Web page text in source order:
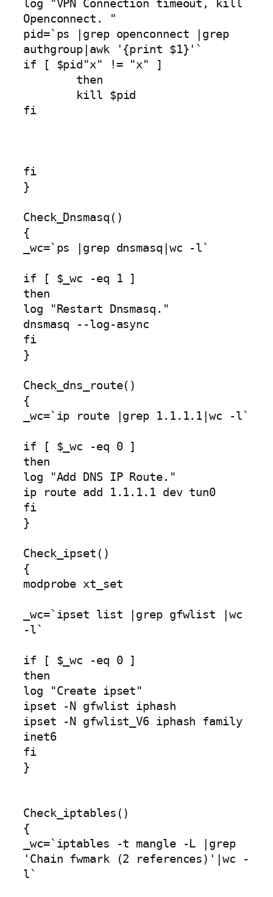
log "VPN Connection timeout, kill
Openconnect. "
pid=`ps |grep openconnect |grep
authgroup|awk '{print $1}'`
if [ $pid"x" != "x" ]
fi
fi
}
Check_Dnsmasq()
{
_wc=`ps |grep dnsmasq|wc -l`
if [ $_wc -eq 1 ]
then
log "Restart Dnsmasq."
dnsmasq --log-async
fi
}
Check_dns_route()
{
_wc=`ip route |grep 1.1.1.1|wc -l`
if [ $_wc -eq 0 ]
then
log "Add DNS IP Route."
ip route add 1.1.1.1 dev tun0
fi
}
Check_ipset()
{
modprobe xt_set
_wc=`ipset list |grep gfwlist |wc
-l`
if [ $_wc -eq 0 ]
then
log "Create ipset"
ipset -N gfwlist iphash
ipset -N gfwlist_V6 iphash family
inet6
fi
}
Check_iptables()
{
_wc=`iptables -t mangle -L |grep
'Chain fwmark (2 references)'|wc -
l`